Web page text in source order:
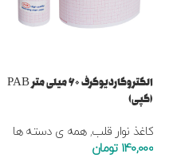
الکتروکاردیوگرف ۶۰ میلی متر PAB
(کپی)
کاغذ نوار قلب,همه ی دسته ها
140,000 تومان